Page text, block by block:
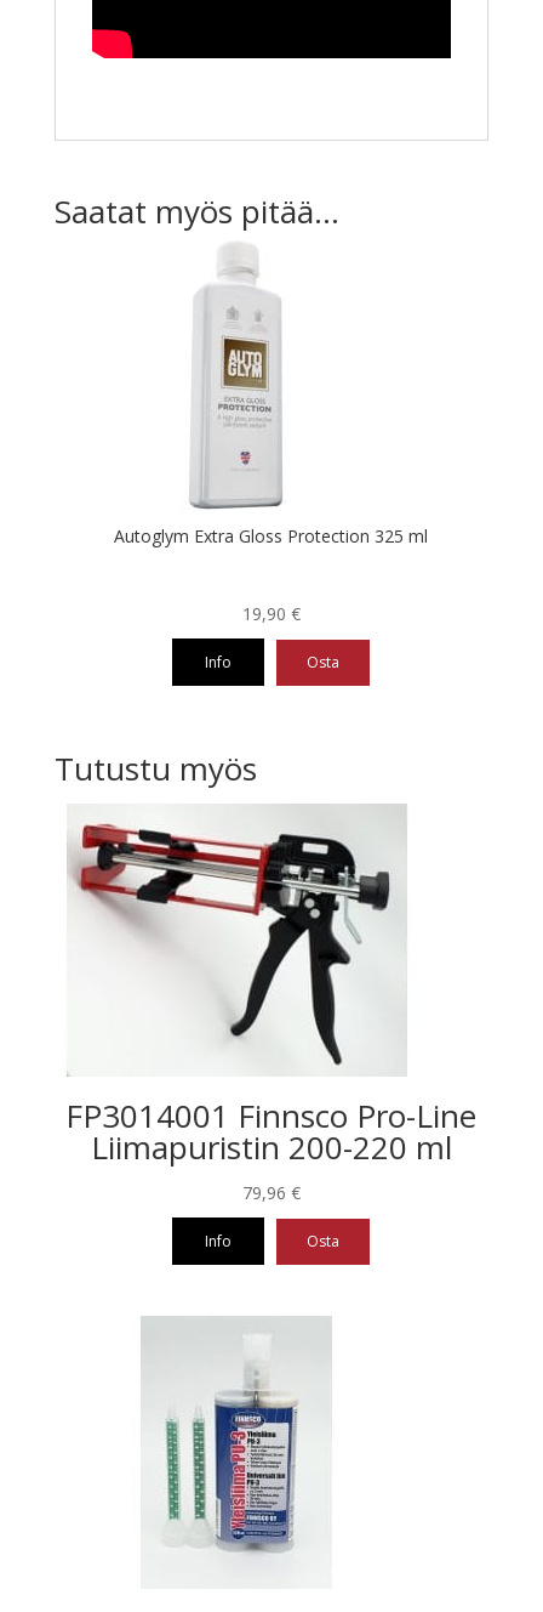
Saatat myös pitää...
Autoglym Extra Gloss Protection 325 ml
19,90 €
Info Osta
Tutustu myös
FP3014001 Finnsco Pro-Line
Liimapuristin 200-220 ml
79,96 €
Info Osta